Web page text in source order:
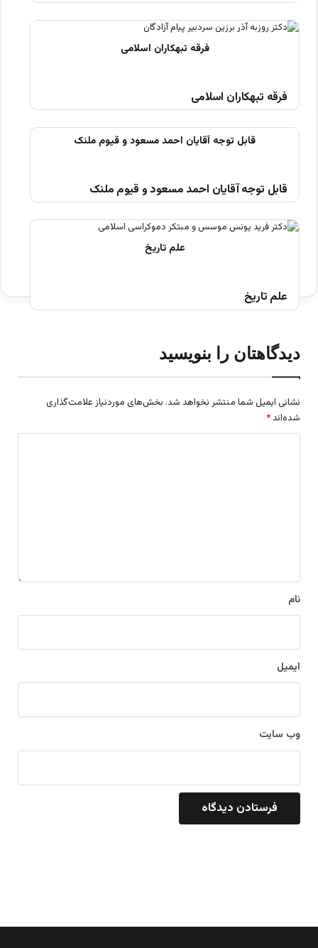
فرقه تبهکاران اسلامی
قابل توجه آقایان احمد مسعود و قیوم ملنک
علم تاریخ
دیدگاهتان را بنویسید
نشانی ایمیل شما منتشر نخواهد شد. بخش‌های موردنیاز علامت‌گذاری
شده‌اند *
نام
ایمیل
وب‌ سایت